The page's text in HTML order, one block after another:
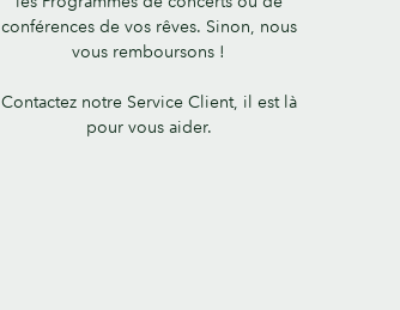
conférences de vos rêves. Sinon, nous
vous remboursons !
Contactez notre Service Client, il est là
pour vous aider.